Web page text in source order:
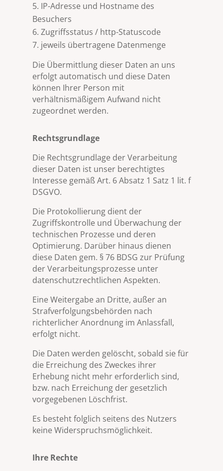
IP-Adresse und Hostname des
Besuchers
Zugriffsstatus / http-Statuscode
jeweils übertragene Datenmenge
Die Übermittlung dieser Daten an uns
erfolgt automatisch und diese Daten
können Ihrer Person mit
verhältnismäßigem Aufwand nicht
zugeordnet werden.
Rechtsgrundlage
Die Rechtsgrundlage der Verarbeitung
dieser Daten ist unser berechtigtes
Interesse gemäß Art. 6 Absatz 1 Satz 1 lit. f
DSGVO.
Die Protokollierung dient der
Zugriffskontrolle und Überwachung der
technischen Prozesse und deren
Optimierung. Darüber hinaus dienen
diese Daten gem. § 76 BDSG zur Prüfung
der Verarbeitungsprozesse unter
datenschutzrechtlichen Aspekten.
Eine Weitergabe an Dritte, außer an
Strafverfolgungsbehörden nach
richterlicher Anordnung im Anlassfall,
erfolgt nicht.
Die Daten werden gelöscht, sobald sie für
die Erreichung des Zweckes ihrer
Erhebung nicht mehr erforderlich sind,
bzw. nach Erreichung der gesetzlich
vorgegebenen Löschfrist.
Es besteht folglich seitens des Nutzers
keine Widerspruchsmöglichkeit.
Ihre Rechte